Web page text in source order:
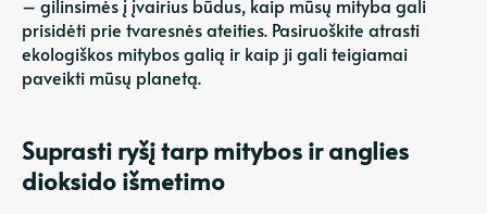
– gilinsimės į įvairius būdus, kaip mūsų mityba gali
prisidėti prie tvaresnės ateities. Pasiruoškite atrasti
ekologiškos mitybos galią ir kaip ji gali teigiamai
paveikti mūsų planetą.
Suprasti ryšį tarp mitybos ir anglies
dioksido išmetimo